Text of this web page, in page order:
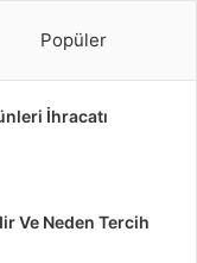
Popüler
İhracatı
Ve Neden Tercih